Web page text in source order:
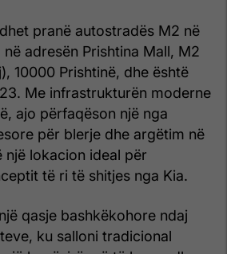
pranë autostradës M2 në
adresën Prishtina Mall, M2
10000 Prishtinë, dhe është
Me infrastrukturën moderne
ajo përfaqëson një nga
për blerje dhe argëtim në
një lokacion ideal për
të ri të shitjes nga Kia.
qasje bashkëkohore ndaj
ku salloni tradicional